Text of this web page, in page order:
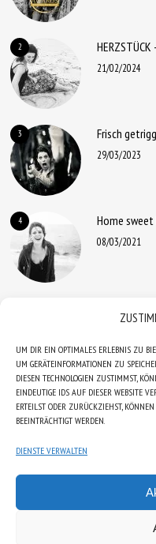
UM DIR EIN OPTIMALES ERLEBNIS ZU
UM GERÄTEINFORMATIONEN ZU
DIESEN TECHNOLOGIEN ZUSTIMMST,
EINDEUTIGE IDS AUF DIESER WEBSITE
ERTEILST ODER ZURÜCKZIEHST,
BEEINTRÄCHTIGT WERDEN.
DIENSTE VERWALTEN
2
21/02/2024
3 Frisch
29/03/2023
4 Home sweet
08/03/2021